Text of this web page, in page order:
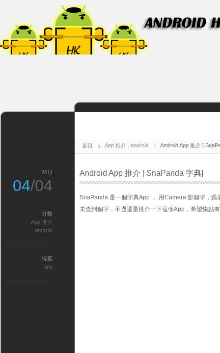
首頁 App 推介 android Android App 推介 [
Android App 推介 [ SnaPanda 字典]
SnaPanda 是一個字典App ， 用Camera 影個字，
未查到個字，不過還是推介一下這個App，希望快點
2011
04/04
分類
App 推介
android
標籤
app